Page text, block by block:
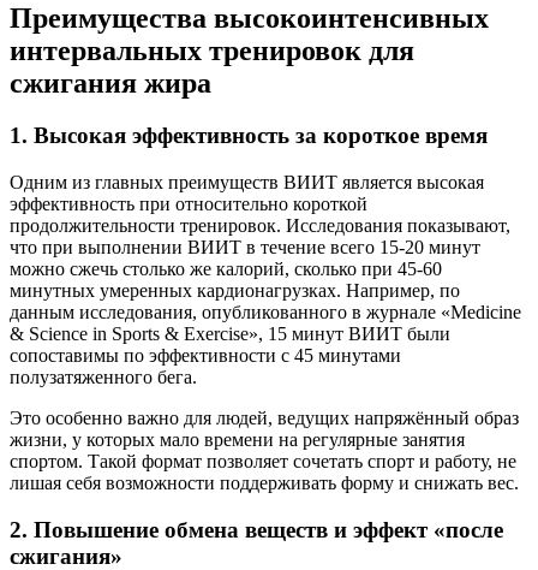
Преимущества высокоинтенсивных
интервальных тренировок для
сжигания жира
1. Высокая эффективность за короткое время
Одним из главных преимуществ ВИИТ является высокая
эффективность при относительно короткой
продолжительности тренировок. Исследования показывают,
что при выполнении ВИИТ в течение всего 15-20 минут
можно сжечь столько же калорий, сколько при 45-60
минутных умеренных кардионагрузках. Например, по
данным исследования, опубликованного в журнале «Medicine
& Science in Sports & Exercise», 15 минут ВИИТ были
сопоставимы по эффективности с 45 минутами
полузатяженного бега.
Это особенно важно для людей, ведущих напряжённый образ
жизни, у которых мало времени на регулярные занятия
спортом. Такой формат позволяет сочетать спорт и работу, не
лишая себя возможности поддерживать форму и снижать вес.
2. Повышение обмена веществ и эффект «после
сжигания»